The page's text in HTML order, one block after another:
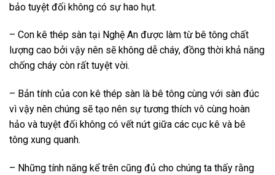
bảo tuyệt đối không có sự hao hụt.
– Con kê thép sàn tại Nghệ An được làm từ bê tông chất
lượng cao bởi vậy nên sẽ không dễ cháy, đồng thời khả năng
chống cháy còn rất tuyệt vời.
– Bản tính của con kê thép sàn là bê tông cùng với sàn đúc
vì vậy nên chúng sẽ tạo nên sự tương thích vô cùng hoàn
hảo và tuyệt đối không có vết nứt giữa các cục kê và bê
tông xung quanh.
– Những tính năng kể trên cũng đủ cho chúng ta thấy rằng